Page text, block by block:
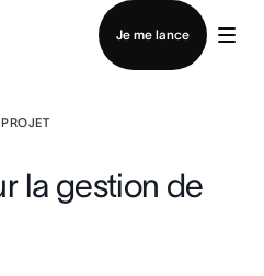
Je me lance
commercial
la gestion de